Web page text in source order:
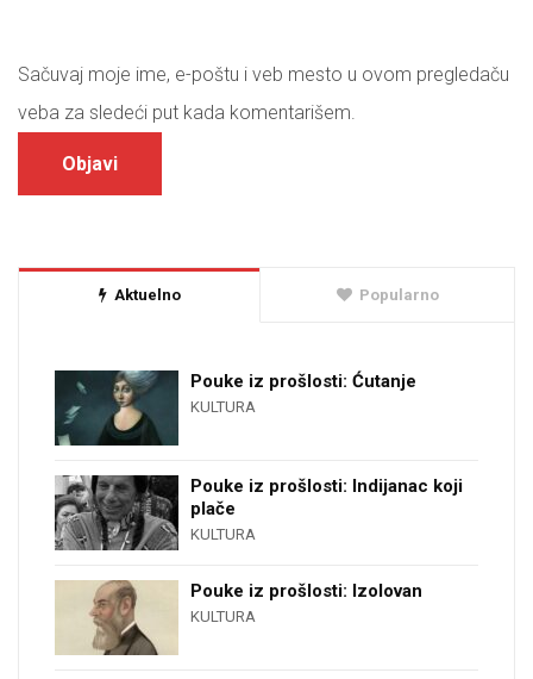
Sačuvaj moje ime, e-poštu i veb mesto u ovom pregledaču
veba za sledeći put kada komentarišem.
Aktuelno Popularno
Pouke iz prošlosti: Ćutanje
KULTURA
Pouke iz prošlosti: Indijanac koji
plače
KULTURA
Pouke iz prošlosti: Izolovan
KULTURA